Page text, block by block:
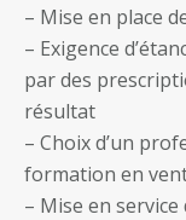
– Mise en place
– Exigence
par des
résultat
– Choix d’un
formation en
– Mise en